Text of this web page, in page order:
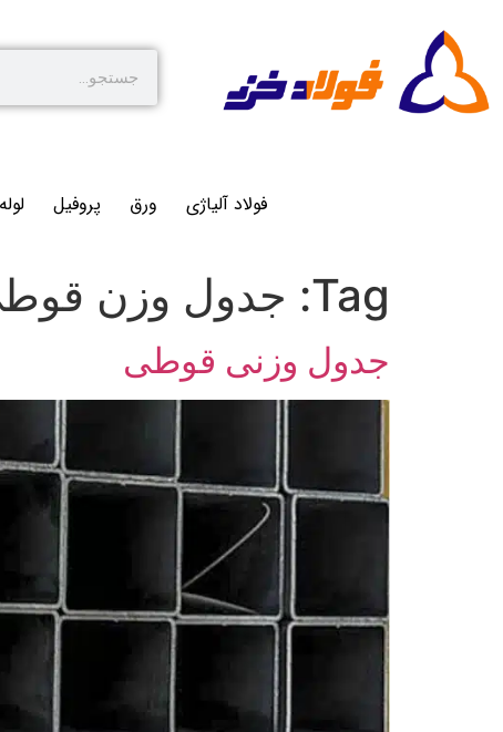
فولاد آلیاژی ورق پروفیل لوله
Tag: جدول وزن
جدول وزنی قوطی